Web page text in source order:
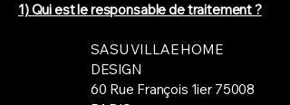
1) Qui est le responsable de traitement ?
SASU VILLAE HOME
DESIGN
60 Rue François 1ier 75008